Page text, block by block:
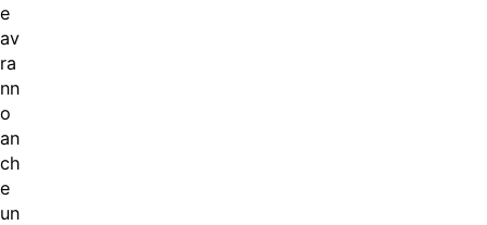
e
av
ra
nn
o
an
ch
e
un